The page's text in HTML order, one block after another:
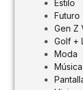
Estilo
Futuro
Gen Z
Golf +
Moda
Música